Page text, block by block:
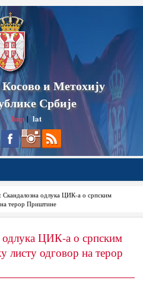
и Метохију
Србије
ћир|lat
одлука ЦИК-а о српским
терор Приштине
одлука ЦИК-а о српским
листу одговор на терор